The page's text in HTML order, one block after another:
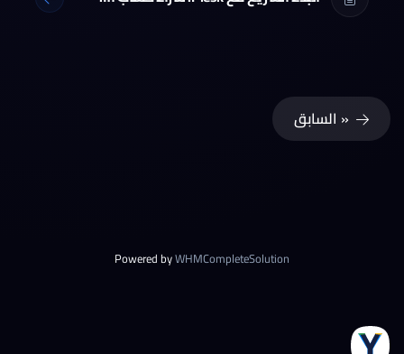
« السابق
Powered byWHMCompleteSolution